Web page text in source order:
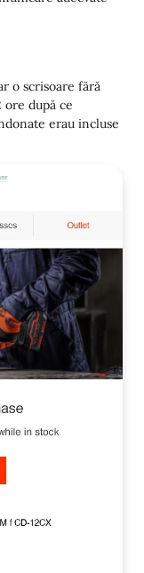
o scrisoare fără
după ce
erau incluse